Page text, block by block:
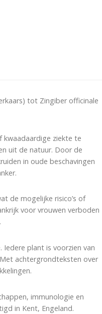
tot Zingiber officinale
kwaadaardige ziekte te
uit de natuur. Door de
in oude beschavingen
de mogelijke risico’s of
voor vrouwen verboden
plant is voorzien van
achtergrondteksten over
immunologie en
in Kent, Engeland.